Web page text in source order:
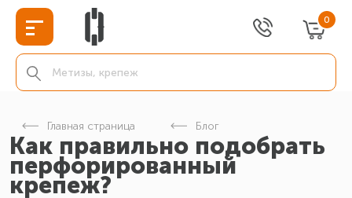
0
Главная страница Блог
Как правильно подобрать
перфорированный
крепеж?